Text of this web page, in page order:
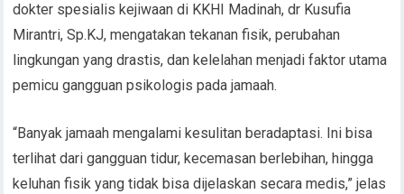
dokter spesialis kejiwaan di KKHI Madinah, dr Kusufia
Mirantri, Sp.KJ, mengatakan tekanan fisik, perubahan
lingkungan yang drastis, dan kelelahan menjadi faktor utama
pemicu gangguan psikologis pada jamaah.
“Banyak jamaah mengalami kesulitan beradaptasi. Ini bisa
terlihat dari gangguan tidur, kecemasan berlebihan, hingga
keluhan fisik yang tidak bisa dijelaskan secara medis,” jelas